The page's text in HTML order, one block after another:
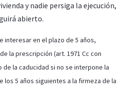
y nadie persiga la ejecución,
abierto.
interesar en el plazo de 5 años,
la prescripción (art. 1971 Cc con
de la caducidad si no se interpone la
los 5 años siguientes a la firmeza de la